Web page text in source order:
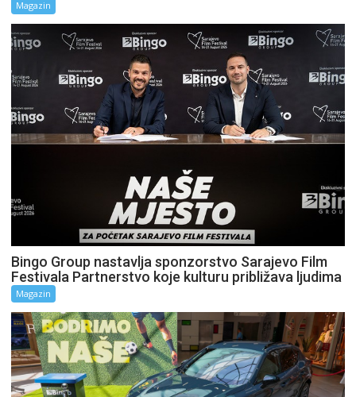
Magazin
Bingo Group nastavlja sponzorstvo Sarajevo Film
Festivala Partnerstvo koje kulturu približava ljudima
Magazin